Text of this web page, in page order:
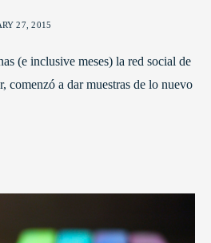
27, 2015
(e inclusive meses) la red social de
comenzó a dar muestras de lo nuevo